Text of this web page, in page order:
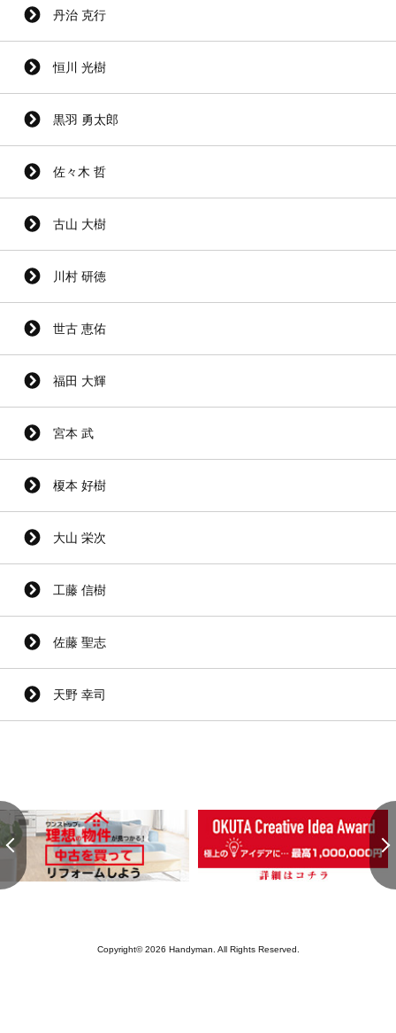
丹治 克行
恒川 光樹
黒羽 勇太郎
佐々木 哲
古山 大樹
川村 研徳
世古 恵佑
福田 大輝
宮本 武
榎本 好樹
大山 栄次
工藤 信樹
佐藤 聖志
天野 幸司
Copyright© 2026 Handyman. All Rights Reserved.